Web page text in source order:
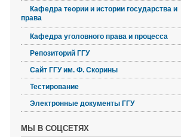
Кафедра теории и истории государства и
права
Кафедра уголовного права и процесса
Репозиторий ГГУ
Сайт ГГУ им. Ф. Скорины
Тестирование
Электронные документы ГГУ
МЫ В СОЦСЕТЯХ